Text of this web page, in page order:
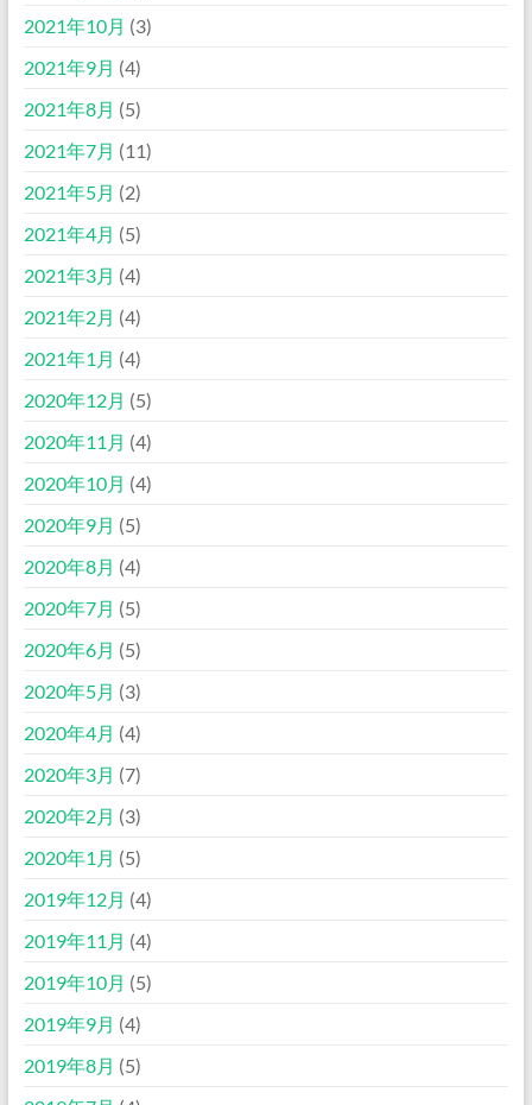
2021年10月 (3)
2021年9月 (4)
2021年8月 (5)
2021年7月 (11)
2021年5月 (2)
2021年4月 (5)
2021年3月 (4)
2021年2月 (4)
2021年1月 (4)
2020年12月 (5)
2020年11月 (4)
2020年10月 (4)
2020年9月 (5)
2020年8月 (4)
2020年7月 (5)
2020年6月 (5)
2020年5月 (3)
2020年4月 (4)
2020年3月 (7)
2020年2月 (3)
2020年1月 (5)
2019年12月 (4)
2019年11月 (4)
2019年10月 (5)
2019年9月 (4)
2019年8月 (5)